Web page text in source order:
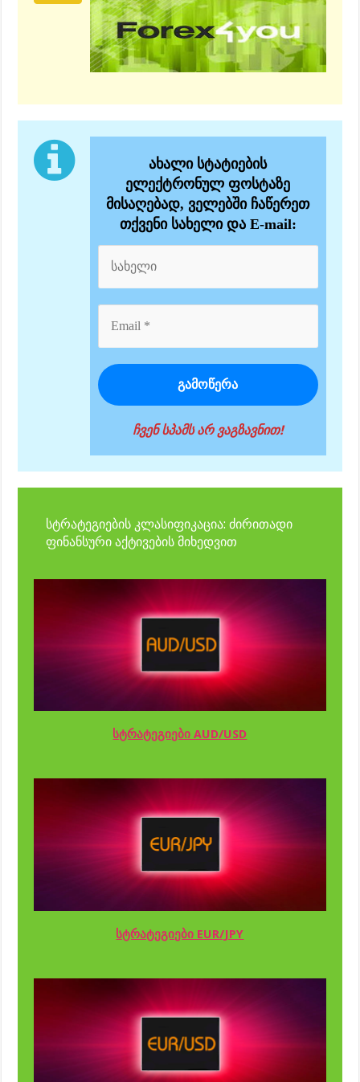
ახალი სტატიების
ელექტრონულ ფოსტაზე
მისაღებად, ველებში ჩაწერეთ
თქვენი სახელი და E-mail:
ჩვენ სპამს არ ვაგზავნით!
სტრატეგიების კლასიფიკაცია: ძირითადი
ფინანსური აქტივების მიხედვით
სტრატეგიები AUD/USD
სტრატეგიები EUR/JPY